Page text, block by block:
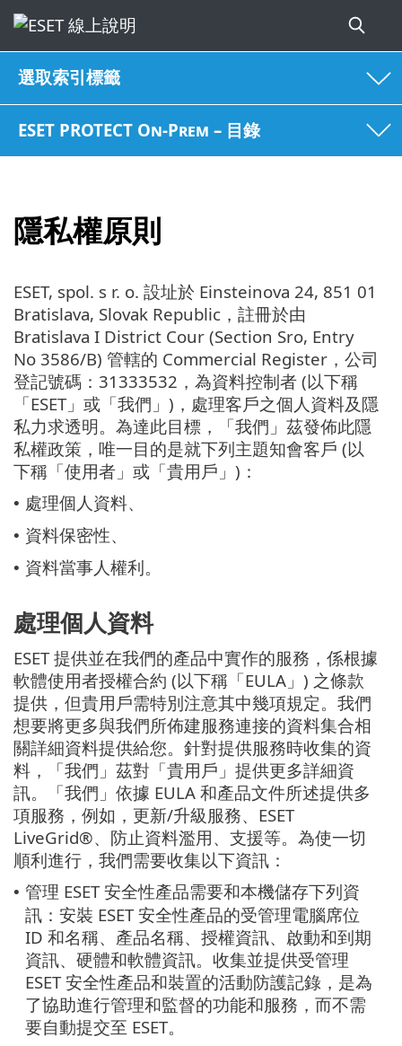
選取索引標籤
ESET PROTECT On-Prem – 目錄
隱私權原則
ESET, spol. s r. o. 設址於 Einsteinova 24, 851 01
Bratislava, Slovak Republic，註冊於由
Bratislava I District Cour (Section Sro, Entry
No 3586/B) 管轄的 Commercial Register，公司
登記號碼：31333532，為資料控制者 (以下稱
「ESET」或「我們」)，處理客戶之個人資料及隱
私力求透明。為達此目標，「我們」茲發佈此隱
私權政策，唯一目的是就下列主題知會客戶 (以
下稱「使用者」或「貴用戶」)：
• 處理個人資料、
• 資料保密性、
• 資料當事人權利。
處理個人資料
ESET 提供並在我們的產品中實作的服務，係根據
軟體使用者授權合約 (以下稱「EULA」) 之條款
提供，但貴用戶需特別注意其中幾項規定。我們
想要將更多與我們所佈建服務連接的資料集合相
關詳細資料提供給您。針對提供服務時收集的資
料，「我們」茲對「貴用戶」提供更多詳細資
訊。「我們」依據 EULA 和產品文件所述提供多
項服務，例如，更新/升級服務、ESET
LiveGrid®、防止資料濫用、支援等。為使一切
順利進行，我們需要收集以下資訊：
• 管理 ESET 安全性產品需要和本機儲存下列資
訊：安裝 ESET 安全性產品的受管理電腦席位
ID 和名稱、產品名稱、授權資訊、啟動和到期
資訊、硬體和軟體資訊。收集並提供受管理
ESET 安全性產品和裝置的活動防護記錄，是為
了協助進行管理和監督的功能和服務，而不需
要自動提交至 ESET。